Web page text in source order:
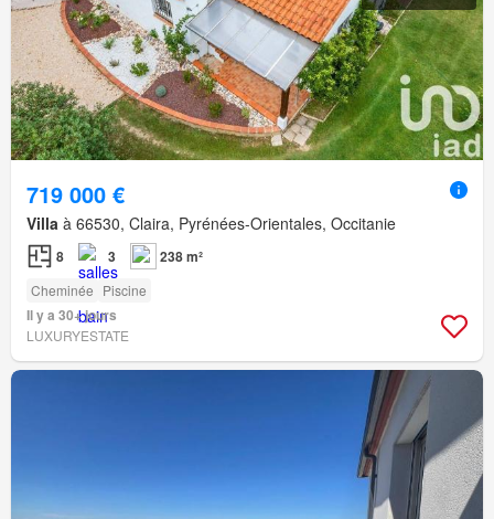
719 000 €
Villa à 66530, Claira, Pyrénées-Orientales, Occitanie
8 3 238 m²
Cheminée Piscine
Il y a 30+ jours
LUXURYESTATE